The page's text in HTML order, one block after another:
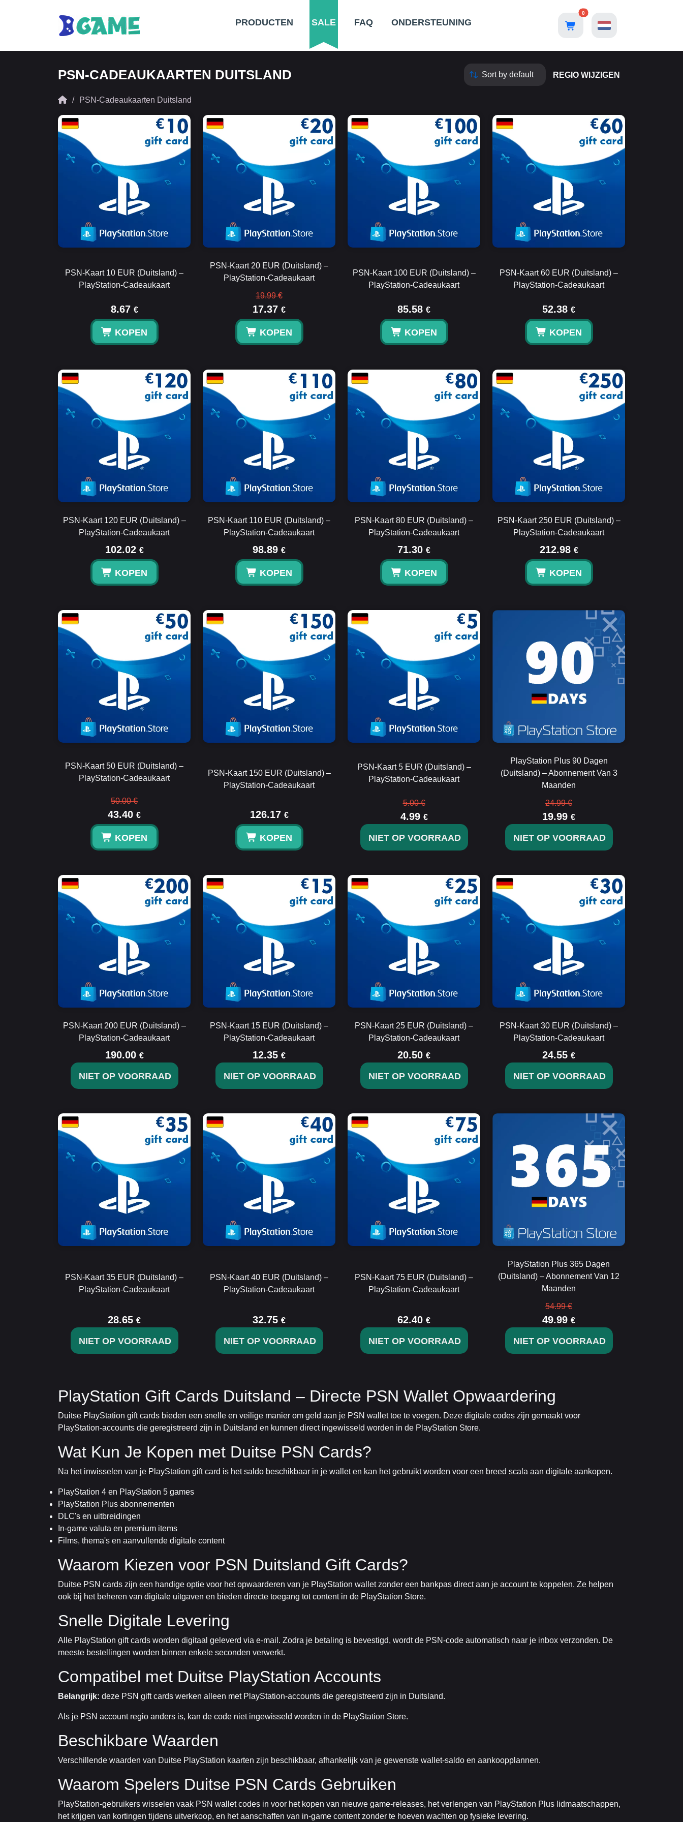
PRODUCTEN SALE FAQ ONDERSTEUNING
0
PSN-CADEAUKAARTEN DUITSLAND REGIO WIJZIGEN
PSN-Cadeaukaarten Duitsland
PSN-Kaart 10 EUR (Duitsland) –
PlayStation-Cadeaukaart
8.67 €
KOPEN
PSN-Kaart 20 EUR (Duitsland) –
PlayStation-Cadeaukaart
19.99 €
17.37 €
KOPEN
PSN-Kaart 100 EUR (Duitsland) –
PlayStation-Cadeaukaart
85.58 €
KOPEN
PSN-Kaart 60 EUR (Duitsland) –
PlayStation-Cadeaukaart
52.38 €
KOPEN
PSN-Kaart 120 EUR (Duitsland) –
PlayStation-Cadeaukaart
102.02 €
KOPEN
PSN-Kaart 110 EUR (Duitsland) –
PlayStation-Cadeaukaart
98.89 €
KOPEN
PSN-Kaart 80 EUR (Duitsland) –
PlayStation-Cadeaukaart
71.30 €
KOPEN
PSN-Kaart 250 EUR (Duitsland) –
PlayStation-Cadeaukaart
212.98 €
KOPEN
PSN-Kaart 50 EUR (Duitsland) –
PlayStation-Cadeaukaart
50.00 €
43.40 €
KOPEN
PSN-Kaart 150 EUR (Duitsland) –
PlayStation-Cadeaukaart
126.17 €
KOPEN
PSN-Kaart 5 EUR (Duitsland) –
PlayStation-Cadeaukaart
5.00 €
4.99 €
NIET OP VOORRAAD
PlayStation Plus 90 Dagen
(Duitsland) – Abonnement Van 3
Maanden
24.99 €
19.99 €
NIET OP VOORRAAD
PSN-Kaart 200 EUR (Duitsland) –
PlayStation-Cadeaukaart
190.00 €
NIET OP VOORRAAD
PSN-Kaart 15 EUR (Duitsland) –
PlayStation-Cadeaukaart
12.35 €
NIET OP VOORRAAD
PSN-Kaart 25 EUR (Duitsland) –
PlayStation-Cadeaukaart
20.50 €
NIET OP VOORRAAD
PSN-Kaart 30 EUR (Duitsland) –
PlayStation-Cadeaukaart
24.55 €
NIET OP VOORRAAD
PSN-Kaart 35 EUR (Duitsland) –
PlayStation-Cadeaukaart
28.65 €
NIET OP VOORRAAD
PSN-Kaart 40 EUR (Duitsland) –
PlayStation-Cadeaukaart
32.75 €
NIET OP VOORRAAD
PSN-Kaart 75 EUR (Duitsland) –
PlayStation-Cadeaukaart
62.40 €
NIET OP VOORRAAD
PlayStation Plus 365 Dagen
(Duitsland) – Abonnement Van 12
Maanden
54.99 €
49.99 €
NIET OP VOORRAAD
PlayStation Gift Cards Duitsland – Directe PSN Wallet Opwaardering
Duitse PlayStation gift cards bieden een snelle en veilige manier om geld aan je PSN wallet toe te voegen. Deze digitale codes zijn gemaakt voor
PlayStation-accounts die geregistreerd zijn in Duitsland en kunnen direct ingewisseld worden in de PlayStation Store.
Wat Kun Je Kopen met Duitse PSN Cards?
Na het inwisselen van je PlayStation gift card is het saldo beschikbaar in je wallet en kan het gebruikt worden voor een breed scala aan digitale aankopen.
PlayStation 4 en PlayStation 5 games
PlayStation Plus abonnementen
DLC's en uitbreidingen
In-game valuta en premium items
Films, thema's en aanvullende digitale content
Waarom Kiezen voor PSN Duitsland Gift Cards?
Duitse PSN cards zijn een handige optie voor het opwaarderen van je PlayStation wallet zonder een bankpas direct aan je account te koppelen. Ze helpen
ook bij het beheren van digitale uitgaven en bieden directe toegang tot content in de PlayStation Store.
Snelle Digitale Levering
Alle PlayStation gift cards worden digitaal geleverd via e-mail. Zodra je betaling is bevestigd, wordt de PSN-code automatisch naar je inbox verzonden. De
meeste bestellingen worden binnen enkele seconden verwerkt.
Compatibel met Duitse PlayStation Accounts
Belangrijk: deze PSN gift cards werken alleen met PlayStation-accounts die geregistreerd zijn in Duitsland.
Als je PSN account regio anders is, kan de code niet ingewisseld worden in de PlayStation Store.
Beschikbare Waarden
Verschillende waarden van Duitse PlayStation kaarten zijn beschikbaar, afhankelijk van je gewenste wallet-saldo en aankoopplannen.
Waarom Spelers Duitse PSN Cards Gebruiken
PlayStation-gebruikers wisselen vaak PSN wallet codes in voor het kopen van nieuwe game-releases, het verlengen van PlayStation Plus lidmaatschappen,
het krijgen van kortingen tijdens uitverkoop, en het aanschaffen van in-game content zonder te hoeven wachten op fysieke levering.